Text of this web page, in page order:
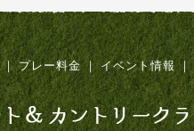
｜ プレー料金 ｜ イベント情報 ｜